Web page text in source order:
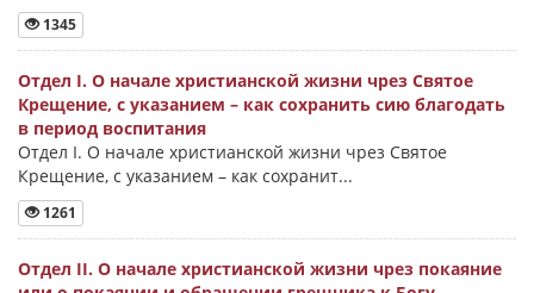
1345
Отдел I. О начале христианской жизни чрез Святое
Крещение, с указанием – как сохранить сию благодать
в период воспитания
Отдел I. О начале христианской жизни чрез Святое
Крещение, с указанием – как сохранит...
1261
Отдел II. О начале христианской жизни чрез покаяние